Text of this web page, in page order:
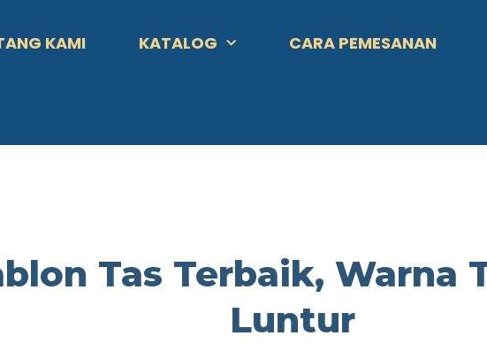
KAMI KATALOG CARA PEMESANAN
Tas Terbaik, Warna
Luntur